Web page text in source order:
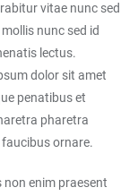
vitae nunc sed
nunc sed id
lectus.
dolor sit amet
penatibus et
pharetra
ornare.
enim praesent